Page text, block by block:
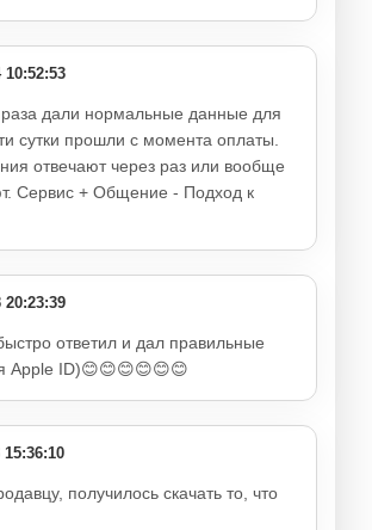
10:52:53
раза дали нормальные данные для
сутки прошли с момента оплаты.
отвечают через раз или вообще
Сервис + Общение - Подход к
20:23:39
ответил и дал правильные
Apple ID)😊😊😊😊😊😊
15:36:10
получилось скачать то, что